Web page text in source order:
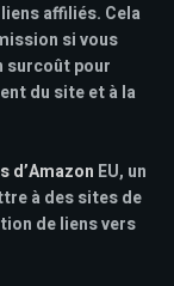
affiliés. Cela
si vous
surcoût pour
du site et à la
d’Amazon EU, un
à des sites de
de liens vers